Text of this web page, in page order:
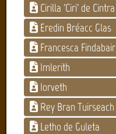
Cirilla 'Ciri' de Cintra
Eredin Bréacc Glas
Francesca Findabair
Imlerith
Iorveth
Rey Bran Tuirseach
Letho de Guleta